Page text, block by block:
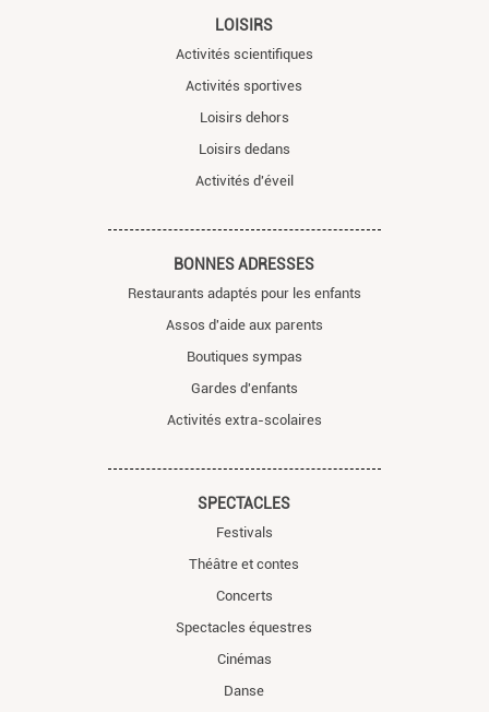
LOISIRS
Activités scientifiques
Activités sportives
Loisirs dehors
Loisirs dedans
Activités d'éveil
BONNES ADRESSES
Restaurants adaptés pour les enfants
Assos d'aide aux parents
Boutiques sympas
Gardes d'enfants
Activités extra-scolaires
SPECTACLES
Festivals
Théâtre et contes
Concerts
Spectacles équestres
Cinémas
Danse